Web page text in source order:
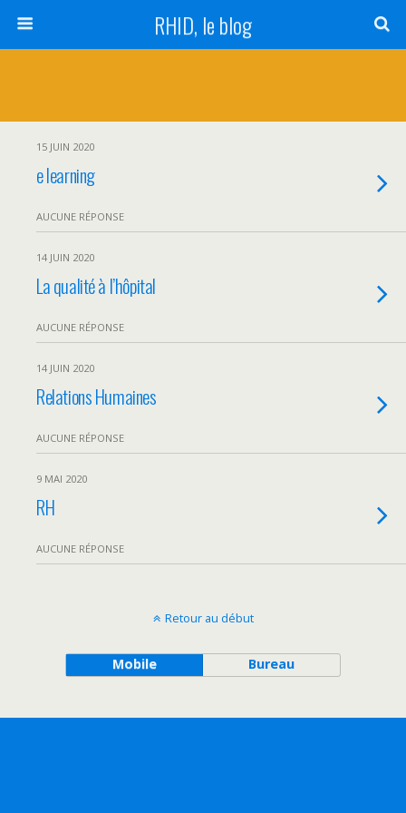
RHID, le blog
15 JUIN 2020
e learning
AUCUNE RÉPONSE
14 JUIN 2020
La qualité à l’hôpital
AUCUNE RÉPONSE
14 JUIN 2020
Relations Humaines
AUCUNE RÉPONSE
9 MAI 2020
RH
AUCUNE RÉPONSE
Retour au début
Mobile Bureau